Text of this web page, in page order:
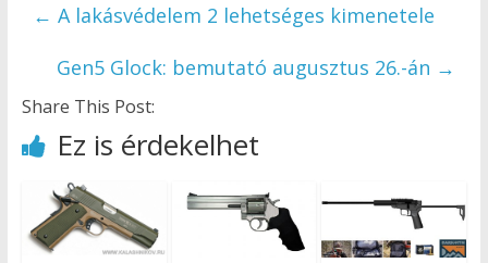
← A lakásvédelem 2 lehetséges kimenetele
Gen5 Glock: bemutató augusztus 26.-án →
Share This Post:
Ez is érdekelhet